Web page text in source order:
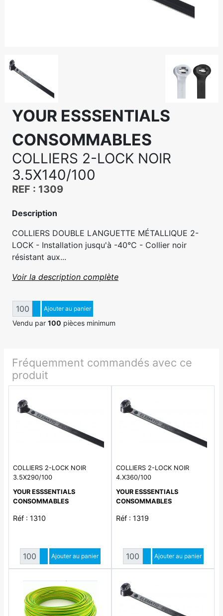
YOUR ESSSENTIALS
CONSOMMABLES
COLLIERS 2-LOCK NOIR
3.5X140/100
REF : 1309
Description
COLLIERS DOUBLE LANGUETTE MÉTALLIQUE 2-
LOCK - Installation jusqu'à -40°C - Collier noir
résistant aux...
Voir la description complète
QuantitéAugmenter quantité
Diminuer quantité
Ajouter au panier
Vendu par 100 pièces minimum
Fréquemment commandés avec ce
produit
COLLIERS 2-LOCK NOIR
3.5X290/100
YOUR ESSSENTIALS
CONSOMMABLES
Réf : 1310
Quantité
Augmenter quantité
Diminuer quantité
Ajouter au panier
COLLIERS 2-LOCK NOIR
4.X360/100
YOUR ESSSENTIALS
CONSOMMABLES
Réf : 1319
Quantité
Augmenter quantité
Diminuer quantité
Ajouter au panier